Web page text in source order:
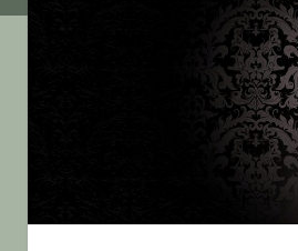
Chi sono
Contatto